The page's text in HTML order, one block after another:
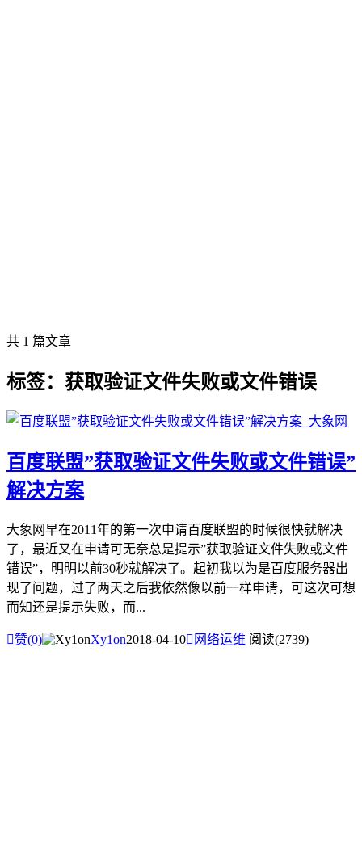
共 1 篇文章
标签：获取验证文件失败或文件错误
百度联盟”获取验证文件失败或文件错误”
解决方案
大象网早在2011年的第一次申请百度联盟的时候很快就解决
了，最近又在申请可无奈总是提示”获取验证文件失败或文件
错误”，明明以前30秒就解决了。起初我以为是百度服务器出
现了问题，过了两天之后我依然像以前一样申请，可这次可想
而知还是提示失败，而...
赞(0) Xy1on2018-04-10 网络运维 阅读(2739)